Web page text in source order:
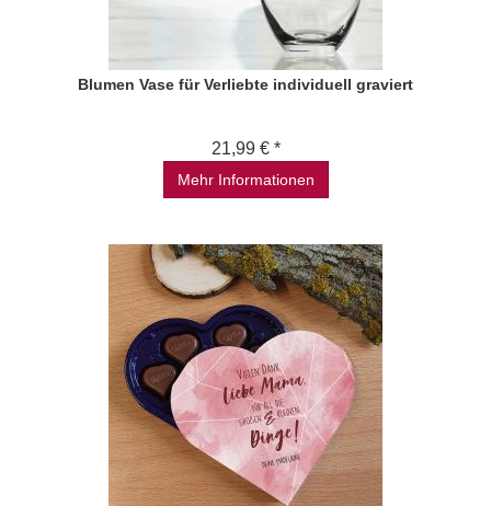
Blumen Vase für Verliebte individuell graviert
21,99 € *
Mehr Informationen